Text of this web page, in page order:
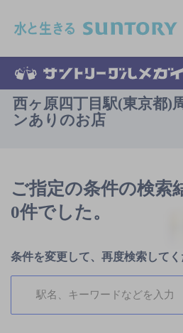
西ヶ原四丁目駅(東京都)
ンありのお店
ご指定の条件の検索
0件でした。
条件を変更して、再度検索してく